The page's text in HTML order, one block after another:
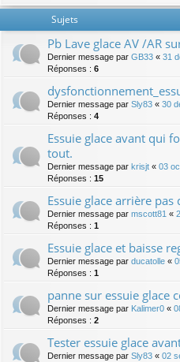
Sujets
Pb Lave glace AV /AR
Dernier message par GB33 « 31
Réponses : 6
Dernier message par Sly83 « 30
Réponses : 4
Essuie glace avant qui
tout.
Dernier message par krisjt « 03
Réponses : 15
Essuie glace arrière pas
Dernier message par mscott81 «
Réponses : 1
Essuie glace et baisse
Dernier message par ducatolle «
Réponses : 1
panne sur essuie glace
Dernier message par Kalimer0 «
Réponses : 2
Tester essuie glace
Dernier message par Sly83 « 02